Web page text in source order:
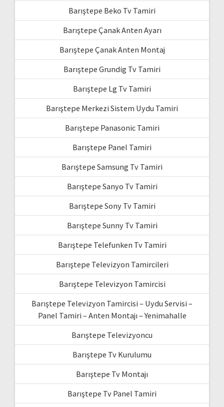
Barıştepe Beko Tv Tamiri
Barıştepe Çanak Anten Ayarı
Barıştepe Çanak Anten Montaj
Barıştepe Grundig Tv Tamiri
Barıştepe Lg Tv Tamiri
Barıştepe Merkezi Sistem Uydu Tamiri
Barıştepe Panasonic Tamiri
Barıştepe Panel Tamiri
Barıştepe Samsung Tv Tamiri
Barıştepe Sanyo Tv Tamiri
Barıştepe Sony Tv Tamiri
Barıştepe Sunny Tv Tamiri
Barıştepe Telefunken Tv Tamiri
Barıştepe Televizyon Tamircileri
Barıştepe Televizyon Tamircisi
Barıştepe Televizyon Tamircisi – Uydu Servisi –
Panel Tamiri – Anten Montajı – Yenimahalle
Barıştepe Televizyoncu
Barıştepe Tv Kurulumu
Barıştepe Tv Montajı
Barıştepe Tv Panel Tamiri